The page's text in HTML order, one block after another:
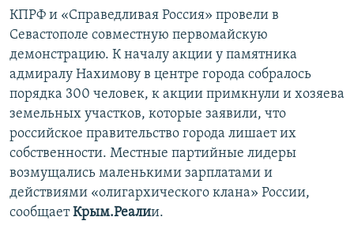
КПРФ и «Справедливая Россия» провели в
Севастополе совместную первомайскую
демонстрацию. К началу акции у памятника
адмиралу Нахимову в центре города собралось
порядка 300 человек, к акции примкнули и хозяева
земельных участков, которые заявили, что
российское правительство города лишает их
собственности. Местные партийные лидеры
возмущались маленькими зарплатами и
действиями «олигархического клана» России,
сообщаетКрым.Реалии.